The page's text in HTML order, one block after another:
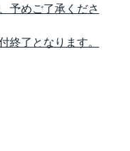
予めご了承くださ
了となります。